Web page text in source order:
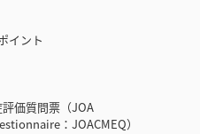
イント
価質問票（JOA
：JOACMEQ）